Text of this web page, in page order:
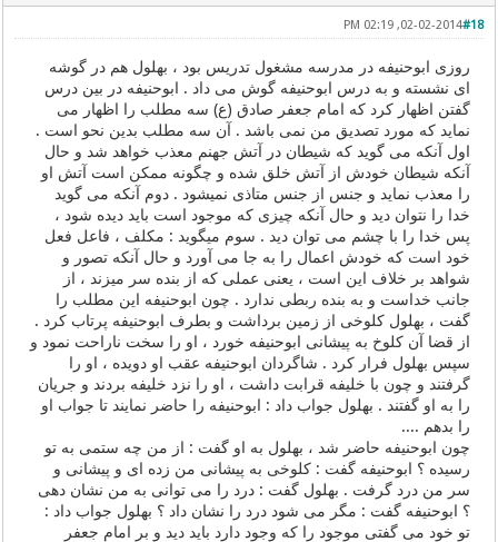
#18
02-02-2014, 02:19 PM
روزی ابوحنیفه در مدرسه مشغول تدریس بود ، بهلول هم در گوشه
ای نشسته و به درس ابوحنیفه گوش می داد . ابوحنیفه در بین درس
گفتن اظهار كرد كه امام جعفر صادق (ع) سه مطلب را اظهار می
نماید كه مورد تصدیق من نمی باشد . آن سه مطلب بدین نحو است .
اول آنكه می گوید كه شیطان در آتش جهنم معذب خواهد شد و حال
آنكه شیطان خودش از آتش خلق شده و چگونه ممكن است آتش او
را معذب نماید و جنس از جنس متاذی نمیشود . دوم آنكه می گوید
خدا را نتوان دید و حال آنكه چیزی كه موجود است باید دیده شود ،
پس خدا را با چشم می توان دید . سوم میگوید : مكلف ، فاعل فعل
خود است كه خودش اعمال را به جا می آورد و حال آنكه تصور و
شواهد بر خلاف این است ، یعنی عملی كه از بنده سر میزند ، از
جانب خداست و به بنده ربطی ندارد . چون ابوحنیفه این مطلب را
گفت ، بهلول كلوخی از زمین برداشت و بطرف ابوحنیفه پرتاب كرد .
از قضا آن كلوخ به پیشانی ابوحنیفه خورد ، او را سخت ناراحت نمود و
سپس بهلول فرار كرد . شاگردان ابوحنیفه عقب او دویده ، او را
گرفتند و چون با خلیفه قرابت داشت ، او را نزد خلیفه بردند و جریان
را به او گفتند . بهلول جواب داد : ابوحنیفه را حاضر نمایند تا جواب او
را بدهم ....
چون ابوحنیفه حاضر شد ، بهلول به او گفت : از من چه ستمی به تو
رسیده ؟ ابوحنیفه گفت : كلوخی به پیشانی من زده ای و پیشانی و
سر من درد گرفت . بهلول گفت : درد را می توانی به من نشان دهی
؟ ابوحنیفه گفت : مگر می شود درد را نشان داد ؟ بهلول جواب داد :
تو خود می گفتی موجود را كه وجود دارد باید دید و بر امام جعفر